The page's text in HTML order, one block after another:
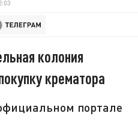
колония
крематора
портале